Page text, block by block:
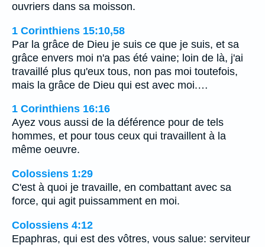
ouvriers dans sa moisson.
1 Corinthiens 15:10,58
Par la grâce de Dieu je suis ce que je suis, et sa
grâce envers moi n'a pas été vaine; loin de là, j'ai
travaillé plus qu'eux tous, non pas moi toutefois,
mais la grâce de Dieu qui est avec moi.…
1 Corinthiens 16:16
Ayez vous aussi de la déférence pour de tels
hommes, et pour tous ceux qui travaillent à la
même oeuvre.
Colossiens 1:29
C'est à quoi je travaille, en combattant avec sa
force, qui agit puissamment en moi.
Colossiens 4:12
Epaphras, qui est des vôtres, vous salue: serviteur